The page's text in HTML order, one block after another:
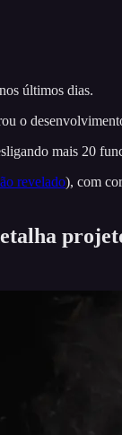
últimos dias.
o
mais 20
revelado), com